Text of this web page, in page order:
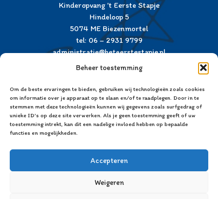
Beheer toestemming
Om de beste ervaringen te bieden, gebruiken wij technologieën zoals cookies
om informatie over je apparaat op te slaan en/of te raadplegen. Door in te
stemmen met deze technologieën kunnen wij gegevens zoals surfgedrag of
unieke ID's op deze site verwerken. Als je geen toestemming geeft of uw
toestemming intrekt, kan dit een nadelige invloed hebben op bepaalde
functies en mogelijkheden.
Accepteren
Weigeren
Kinderopvang ’t Eerste Stapje
Hindeloop 5
5074 ME Biezenmortel
tel: 06 – 2931 9799
administratie@heteerstestapje.nl
Mijn toeslagen
De Belastingdienst
Landelijk Register Kinderopvang
GGD Hart voor Brabant